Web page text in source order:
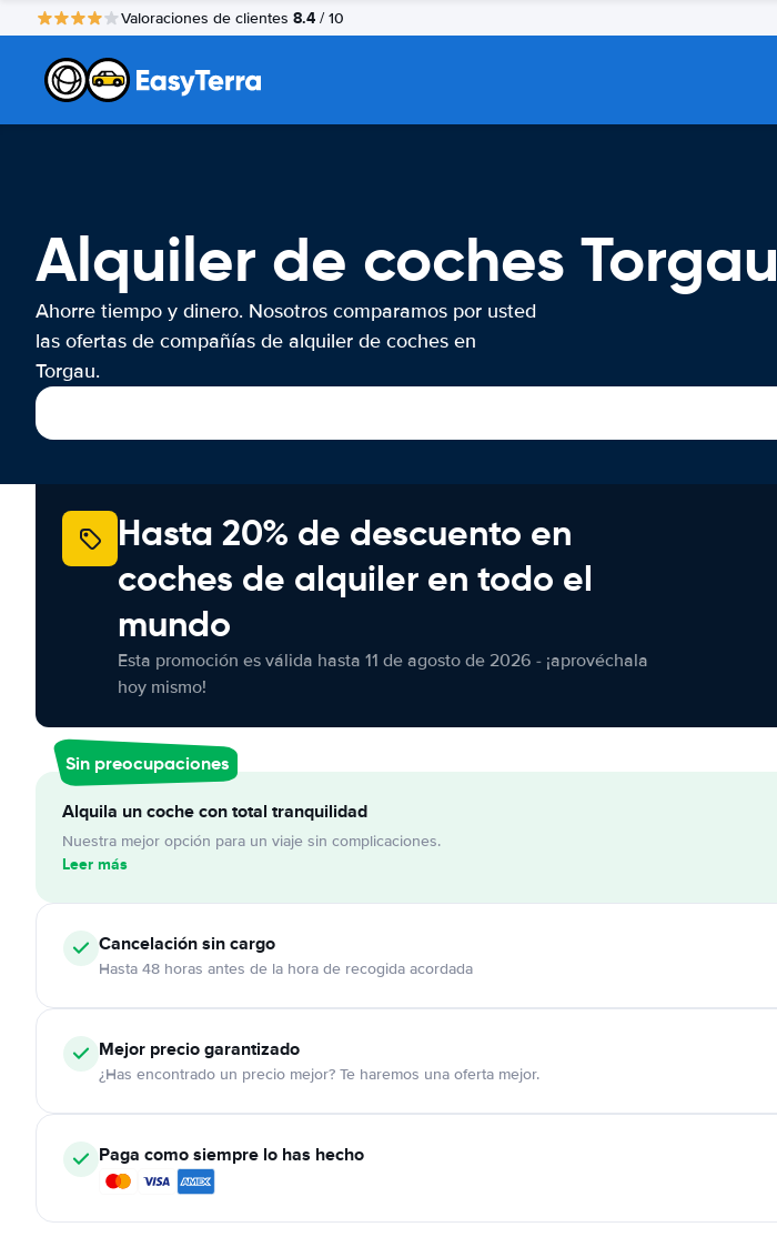
Valoraciones de clientes 8.4 / 10
Alquiler de coches Torgau
Ahorre tiempo y dinero. Nosotros comparamos por usted
las ofertas de compañías de alquiler de coches en
Torgau.
Hasta 20% de descuento en
coches de alquiler en todo el
mundo
Esta promoción es válida hasta 11 de agosto de 2026 - ¡aprovéchala
hoy mismo!
Sin preocupaciones
Alquila un coche con total tranquilidad
Nuestra mejor opción para un viaje sin complicaciones.
Leer más
Cancelaciónsin cargo
Hasta 48 horas antes de la hora de recogida acordada
Mejor precio garantizado
¿Has encontrado un precio mejor? Te haremos una oferta mejor.
Paga como siempre lo has hecho